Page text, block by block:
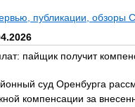
публикации, обзоры
пайщик получит
суд Оренбурга
компенсации за